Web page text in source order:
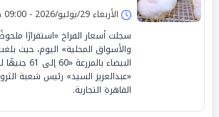
الأربعاء 29/يوليو/2026 - 09:00 ص
سجلت أسعار الفراخ «استقرارًا
والأسواق المحلية» اليوم، حيث
البيضاء
«عبدالعزيز السيد» رئيس شعبة
القاهرة التجارية.